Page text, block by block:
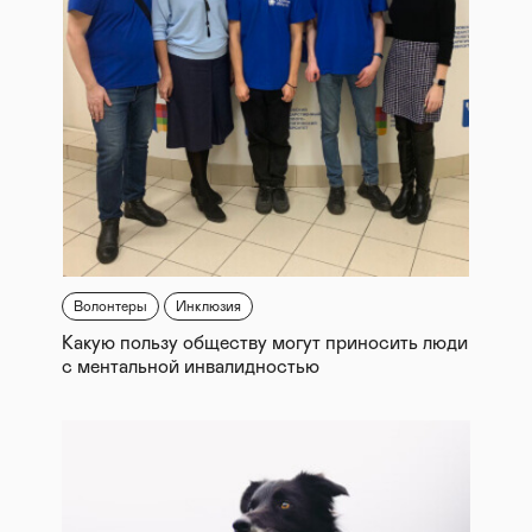
Волонтеры Инклюзия
Какую пользу обществу могут приносить люди
с ментальной инвалидностью